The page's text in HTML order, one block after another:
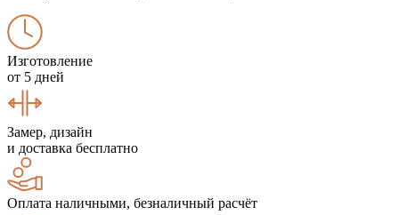
Изготовление
от 5 дней
Замер, дизайн
и доставка бесплатно
Оплата наличными, безналичный расчёт